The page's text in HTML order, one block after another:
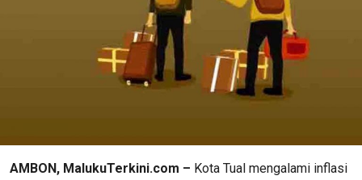
AMBON, MalukuTerkini.com – Kota Tual mengalami inflasi